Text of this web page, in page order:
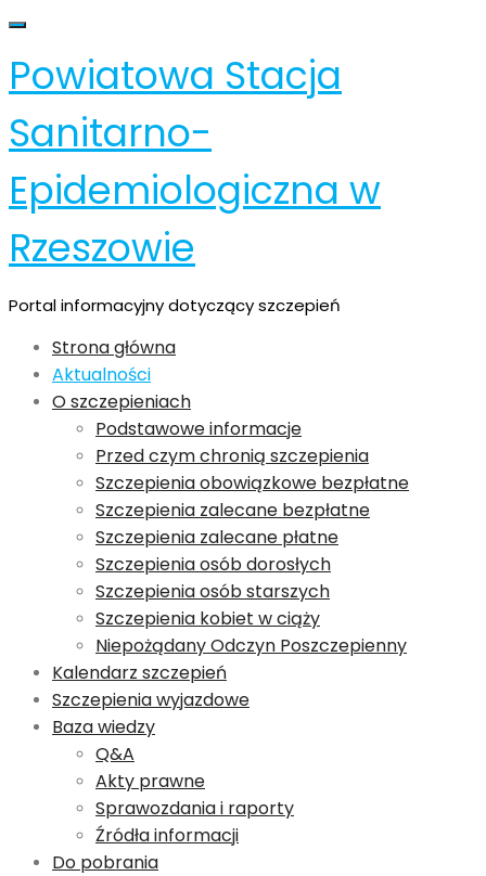
Skip
content
Toggle navigation
Powiatowa Stacja
Sanitarno-
Epidemiologiczna w
Rzeszowie
Portal informacyjny dotyczący szczepień
Strona główna
Aktualności
O szczepieniach
Podstawowe informacje
Przed czym chronią szczepienia
Szczepienia obowiązkowe bezpłatne
Szczepienia zalecane bezpłatne
Szczepienia zalecane płatne
Szczepienia osób dorosłych
Szczepienia osób starszych
Szczepienia kobiet w ciąży
Niepożądany Odczyn Poszczepienny
Kalendarz szczepień
Szczepienia wyjazdowe
Baza wiedzy
Q&A
Akty prawne
Sprawozdania i raporty
Źródła informacji
Do pobrania